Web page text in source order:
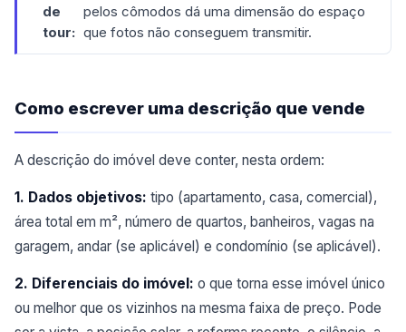
de
tour:
pelos cômodos dá uma dimensão do espaço
que fotos não conseguem transmitir.
Como escrever uma descrição que vende
A descrição do imóvel deve conter, nesta ordem:
1. Dados objetivos: tipo (apartamento, casa, comercial),
área total em m², número de quartos, banheiros, vagas na
garagem, andar (se aplicável) e condomínio (se aplicável).
2. Diferenciais do imóvel: o que torna esse imóvel único
ou melhor que os vizinhos na mesma faixa de preço. Pode